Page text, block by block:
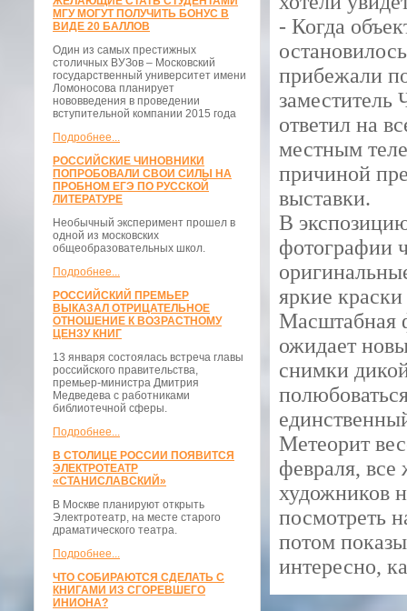
МГУ МОГУТ ПОЛУЧИТЬ БОНУС В
ВИДЕ 20 БАЛЛОВ
Один из самых престижных
столичных ВУЗов – Московский
государственный университет имени
Ломоносова планирует
нововведения в проведении
вступительной компании 2015 года
Подробнее...
РОССИЙСКИЕ ЧИНОВНИКИ
ПОПРОБОВАЛИ СВОИ СИЛЫ НА
ПРОБНОМ ЕГЭ ПО РУССКОЙ
ЛИТЕРАТУРЕ
Необычный эксперимент прошел в
одной из московских
общеобразовательных школ.
Подробнее...
РОССИЙСКИЙ ПРЕМЬЕР
ВЫКАЗАЛ ОТРИЦАТЕЛЬНОЕ
ОТНОШЕНИЕ К ВОЗРАСТНОМУ
ЦЕНЗУ КНИГ
13 января состоялась встреча главы
российского правительства,
премьер-министра Дмитрия
Медведева с работниками
библиотечной сферы.
Подробнее...
В СТОЛИЦЕ РОССИИ ПОЯВИТСЯ
ЭЛЕКТРОТЕАТР
«СТАНИСЛАВСКИЙ»
В Москве планируют открыть
Электротеатр, на месте старого
драматического театра.
Подробнее...
ЧТО СОБИРАЮТСЯ СДЕЛАТЬ С
КНИГАМИ ИЗ СГОРЕВШЕГО
ИНИОНА?
- Когда
прибежали
ответил на
местным
причиной
выставки.
В
фотографии
яркие
Масштабная
ожидает
снимки
Метеорит
февраля,
художников
посмотреть
потом
интересно,